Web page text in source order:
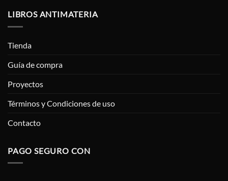
LIBROS ANTIMATERIA
Tienda
Guía de compra
Proyectos
Términos y Condiciones de uso
Contacto
PAGO SEGURO CON